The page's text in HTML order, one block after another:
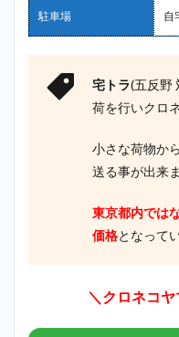
駐車場 自
宅トラ(五反野
荷を行いクロ
小さな荷物か
送る事が出来ま
東京都内では
価格となって
＼クロネコ